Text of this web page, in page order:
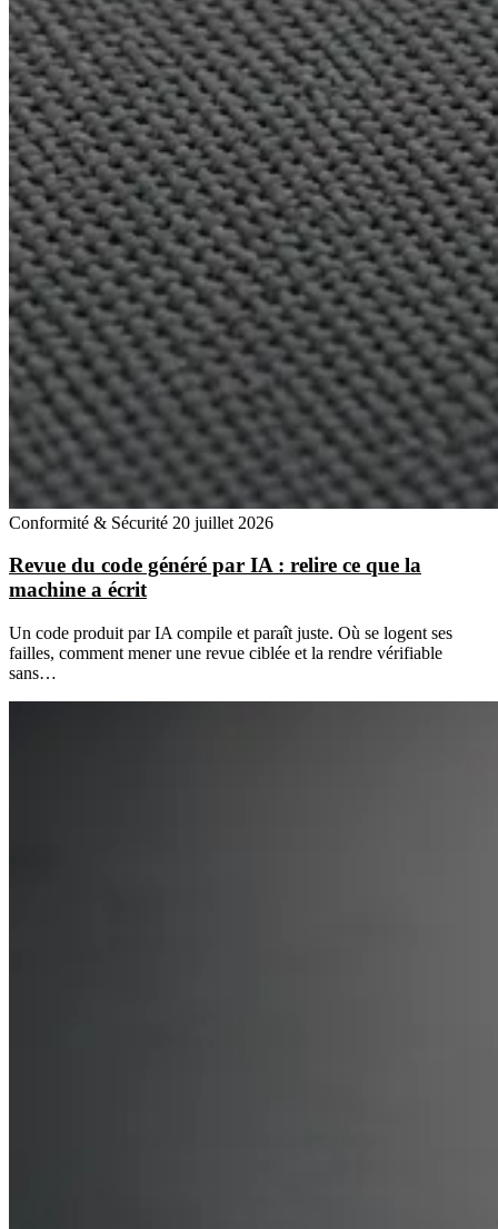
Conformité & Sécurité 20 juillet 2026
Revue du code généré par IA : relire ce que la
machine a écrit
Un code produit par IA compile et paraît juste. Où se logent ses
failles, comment mener une revue ciblée et la rendre vérifiable
sans…